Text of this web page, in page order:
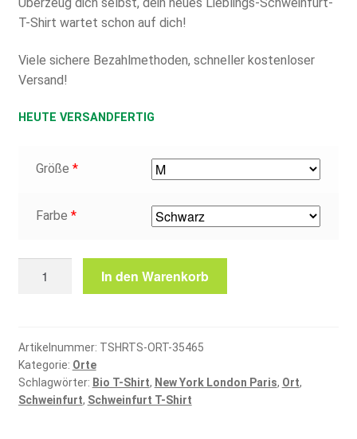
T-Shirt wartet schon auf dich!
Viele sichere Bezahlmethoden, schneller kostenloser
Versand!
HEUTE VERSANDFERTIG
Größe *
Farbe *
In den Warenkorb
Artikelnummer: TSHRTS-ORT-35465
Kategorie: Orte
Schlagwörter: Bio T-Shirt, New York London Paris, Ort,
Schweinfurt, Schweinfurt T-Shirt